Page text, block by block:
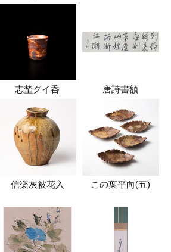
志埜グイ呑 唐詩書額
信楽灰被花入 この葉平向(五)